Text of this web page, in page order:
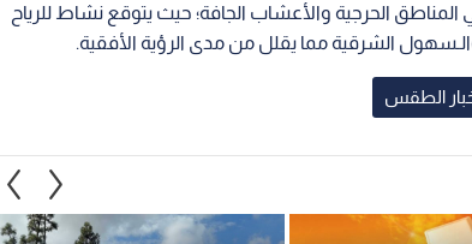
في المناطق الحرجية والأعشاب الجافة؛ حيث يتوقع نشاط للرياح
والـسهول الشرقية مما يقلل من مدى الرؤية الأفقية.
الطقس